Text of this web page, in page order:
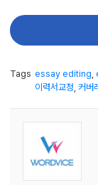
Tags essay editing
이력서교정 커버